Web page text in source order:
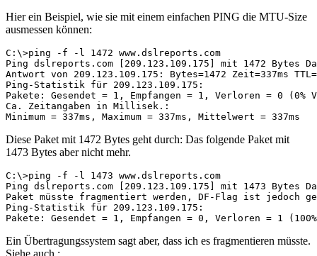
Hier ein Beispiel, wie sie mit einem einfachen PING die MTU-Size
ausmessen können:
C:\>ping -f -l 1472 www.dslreports.com
Ping dslreports.com [209.123.109.175] mit 1472 Bytes
Antwort von 209.123.109.175: Bytes=1472 Zeit=337ms
Ping-Statistik für 209.123.109.175:
Pakete: Gesendet = 1, Empfangen = 1, Verloren = 0 (0%
Ca. Zeitangaben in Millisek.:
Minimum = 337ms, Maximum = 337ms, Mittelwert = 337ms
Diese Paket mit 1472 Bytes geht durch: Das folgende Paket mit
1473 Bytes aber nicht mehr.
C:\>ping -f -l 1473 www.dslreports.com
Ping dslreports.com [209.123.109.175] mit 1473 Bytes
Paket müsste fragmentiert werden, DF-Flag ist jedoch
Ping-Statistik für 209.123.109.175:
Pakete: Gesendet = 1, Empfangen = 0, Verloren = 1
Ein Übertragungssystem sagt aber, dass ich es fragmentieren müsste.